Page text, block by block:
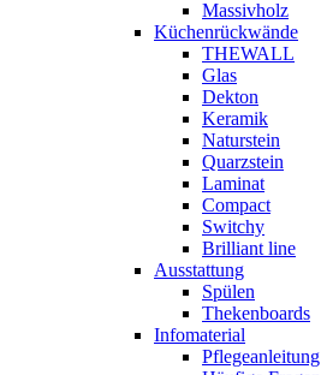
Massivholz
Küchenrückwände
THEWALL
Glas
Dekton
Keramik
Naturstein
Quarzstein
Laminat
Compact
Switchy
Brilliant line
Ausstattung
Spülen
Thekenboards
Infomaterial
Pflegeanleitung